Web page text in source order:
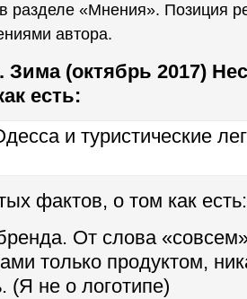
разделе «Мнения». Позиция
автора.
Зима (октябрь 2017)
есть:
фактов, о том как есть:
От слова
только продуктом,
(Я не о логотипе)